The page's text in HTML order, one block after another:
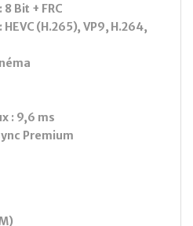
Bit + FRC
(H.265), VP9, H.264,
: 9,6 ms
Premium